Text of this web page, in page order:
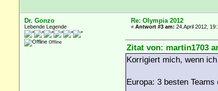
Dr. Gonzo
Lebende Legende
Offline
Re: Olympia 2012
«Antwort #3 am: 24.April 2012,
Zitat von: martin1703
Korrigiert mich, wenn
Europa: 3 besten